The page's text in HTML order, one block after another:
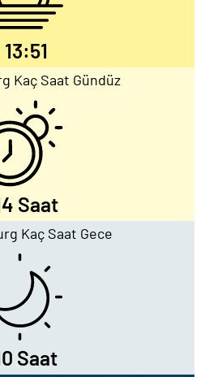
13:51
Kaç Saat Gündüz
Saat
Kaç Saat Gece
Saat